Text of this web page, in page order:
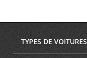
TYPES DE